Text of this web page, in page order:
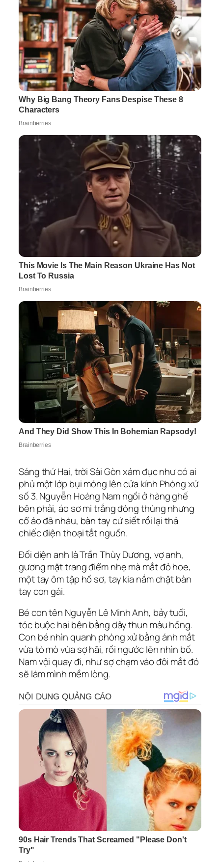
Sáng thứ Hai, trời Sài Gòn xám đục như có ai
phủ một lớp bụi mỏng lên cửa kính Phòng xử
số 3. Nguyễn Hoàng Nam ngồi ở hàng ghế
bên phải, áo sơ mi trắng đóng thùng nhưng
cổ áo đã nhàu, bàn tay cứ siết rồi lại thả
chiếc điện thoại tắt nguồn.
Đối diện anh là Trần Thùy Dương, vợ anh,
gương mặt trang điểm nhẹ mà mắt đỏ hoe,
một tay ôm tập hồ sơ, tay kia nắm chặt bàn
tay con gái.
Bé con tên Nguyễn Lê Minh Anh, bảy tuổi,
tóc buộc hai bên bằng dây thun màu hồng.
Con bé nhìn quanh phòng xử bằng ánh mắt
vừa tò mò vừa sợ hãi, rồi ngước lên nhìn bố.
Nam vội quay đi, như sợ chạm vào đôi mắt đó
sẽ làm mình mềm lòng.